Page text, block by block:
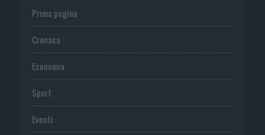
Prima pagina
Cronaca
Economia
Sport
Eventi